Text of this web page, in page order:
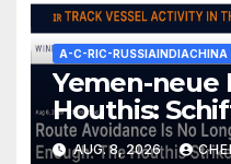
A-C-RIC-RUSSIAINDIACHINA
Yemen-neue
Houthis:
Saudi-
AUG. 8, 2026